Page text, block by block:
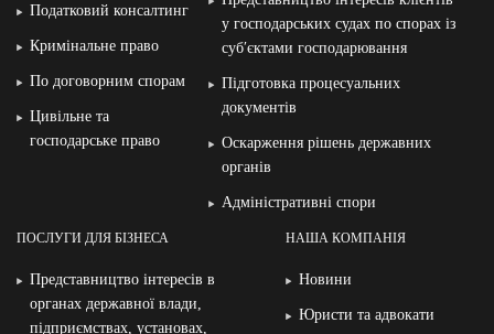
Податковий консалтинг
Кримінальне право
По договорним спорам
Цивільне та
господарське право
у господарських судах по спорах із
суб′єктами господарювання
Підготовка процесуальних
документів
Оскарження рішень державних
органів
Адміністративні спори
ПОСЛУГИ ДЛЯ БІЗНЕСА
Представництво інтересів в
органах державної влади,
підприємствах, установах,
НАША КОМПАНІЯ
Новини
Юристи та адвокати